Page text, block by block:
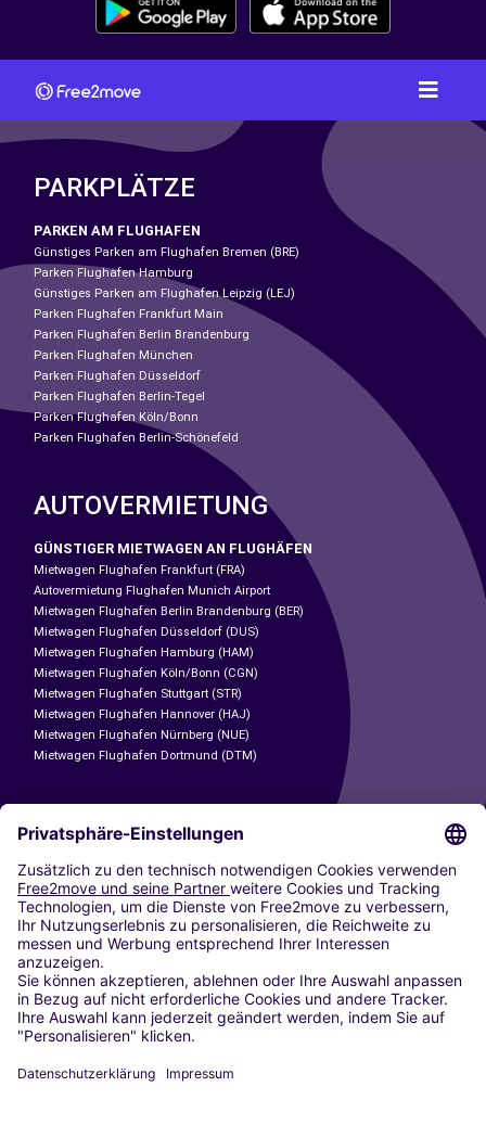
PARKPLÄTZE
PARKEN AM FLUGHAFEN
Günstiges Parken am Flughafen Bremen (BRE)
Parken Flughafen Hamburg
Günstiges Parken am Flughafen Leipzig (LEJ)
Parken Flughafen Frankfurt Main
Parken Flughafen Berlin Brandenburg
Parken Flughafen München
Parken Flughafen Düsseldorf
Parken Flughafen Berlin-Tegel
Parken Flughafen Köln/Bonn
Parken Flughafen Berlin-Schönefeld
AUTOVERMIETUNG
GÜNSTIGER MIETWAGEN AN FLUGHÄFEN
Mietwagen Flughafen Frankfurt (FRA)
Autovermietung Flughafen Munich Airport
Mietwagen Flughafen Berlin Brandenburg (BER)
Mietwagen Flughafen Düsseldorf (DUS)
Mietwagen Flughafen Hamburg (HAM)
Mietwagen Flughafen Köln/Bonn (CGN)
Mietwagen Flughafen Stuttgart (STR)
Mietwagen Flughafen Hannover (HAJ)
Mietwagen Flughafen Nürnberg (NUE)
Mietwagen Flughafen Dortmund (DTM)
CARSHARING
UNSERE STÄDTE
Paris
Madrid
Washington DC
Mailand
Rom
Turin
Wien
Berlin
Düsseldorf